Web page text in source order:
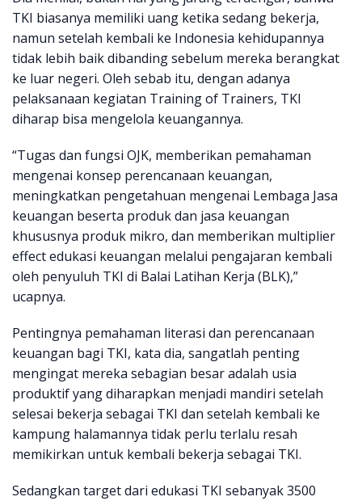
TKI biasanya memiliki uang ketika sedang bekerja,
namun setelah kembali ke Indonesia kehidupannya
tidak lebih baik dibanding sebelum mereka berangkat
ke luar negeri. Oleh sebab itu, dengan adanya
pelaksanaan kegiatan Training of Trainers, TKI
diharap bisa mengelola keuangannya.
“Tugas dan fungsi OJK, memberikan pemahaman
mengenai konsep perencanaan keuangan,
meningkatkan pengetahuan mengenai Lembaga Jasa
keuangan beserta produk dan jasa keuangan
khususnya produk mikro, dan memberikan multiplier
effect edukasi keuangan melalui pengajaran kembali
oleh penyuluh TKI di Balai Latihan Kerja (BLK),”
ucapnya.
Pentingnya pemahaman literasi dan perencanaan
keuangan bagi TKI, kata dia, sangatlah penting
mengingat mereka sebagian besar adalah usia
produktif yang diharapkan menjadi mandiri setelah
selesai bekerja sebagai TKI dan setelah kembali ke
kampung halamannya tidak perlu terlalu resah
memikirkan untuk kembali bekerja sebagai TKI.
Sedangkan target dari edukasi TKI sebanyak 3500